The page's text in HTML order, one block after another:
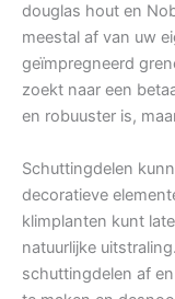
douglas hout en
meestal af van uw
geïmpregneerd
zoekt naar een
en robuuster is,
Schuttingdelen
decoratieve
klimplanten kunt
natuurlijke
schuttingdelen af